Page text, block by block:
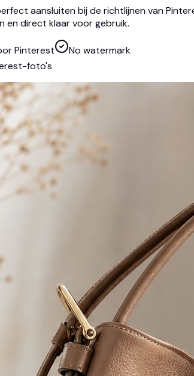
aansluiten bij de richtlijnen van
en direct klaar voor gebruik.
Pinterest
No watermark
foto's